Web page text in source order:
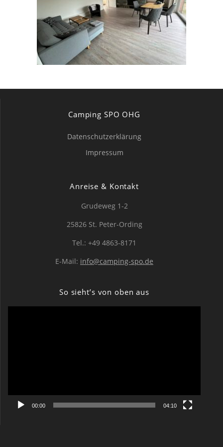
Camping SPO OHG
Datenschutzerklärung
Impressum
Anreise & Kontakt
Grudeweg 1-2
25826 St. Peter-Ording
Tel.: +49 4863-8171
E-Mail: info@camping-spo.de
So sieht’s von oben aus
00:00 04:10